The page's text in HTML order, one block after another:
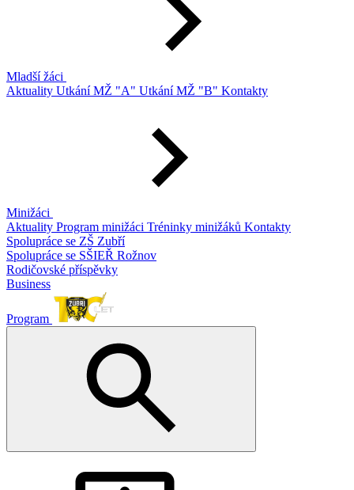
Mladší žáci
Aktuality Utkání MŽ "A" Utkání MŽ "B" Kontakty
Minižáci
Aktuality Program minižáci Tréninky minižáků Kontakty
Spolupráce se ZŠ Zubří
Spolupráce se SŠIEŘ Rožnov
Rodičovské příspěvky
Business
Program